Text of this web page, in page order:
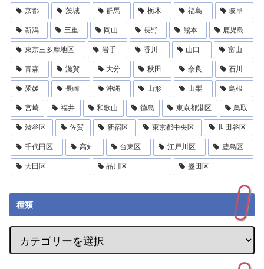
京都 茨城 群馬 栃木 福島 岐阜
新潟 三重 岡山 長野 熊本 鹿児島
東京三多摩地区 岩手 香川 山口 富山
青森 滋賀 大分 秋田 奈良 石川
愛媛 長崎 沖縄 山形 山梨 島根
宮崎 福井 和歌山 徳島 東京都港区 鳥取
渋谷区 佐賀 新宿区 東京都中央区 世田谷区
千代田区 高知 台東区 江戸川区 豊島区
大田区 品川区 墨田区
種類